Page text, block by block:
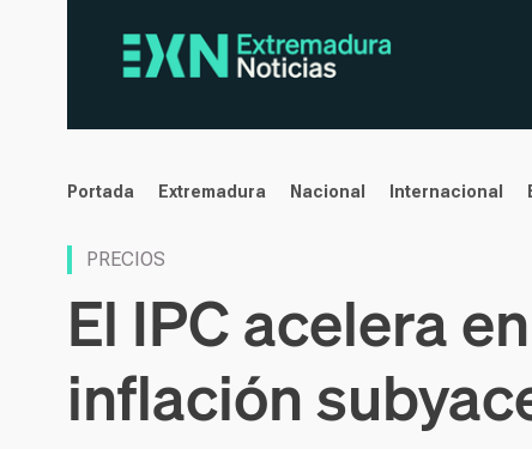
noticias
Portada Extremadura Nacional Internacional
PRECIOS
El IPC acelera
inflación